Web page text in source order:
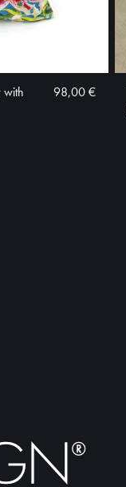
with
98,00 €